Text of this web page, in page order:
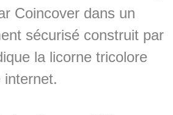
Coincover dans un
sécurisé construit par
la licorne tricolore
internet.